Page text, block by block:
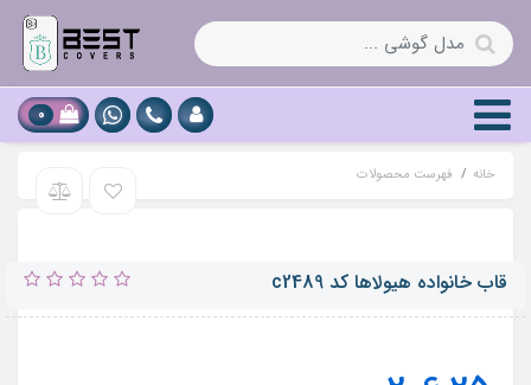
0
خانه فهرست محصولات
قاب خانواده هیولاها کد c2489